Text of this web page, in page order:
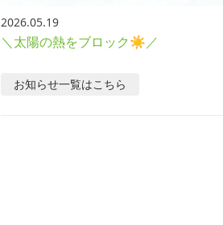
2026.05.19
＼太陽の熱をブロック☀／
お知らせ一覧はこちら